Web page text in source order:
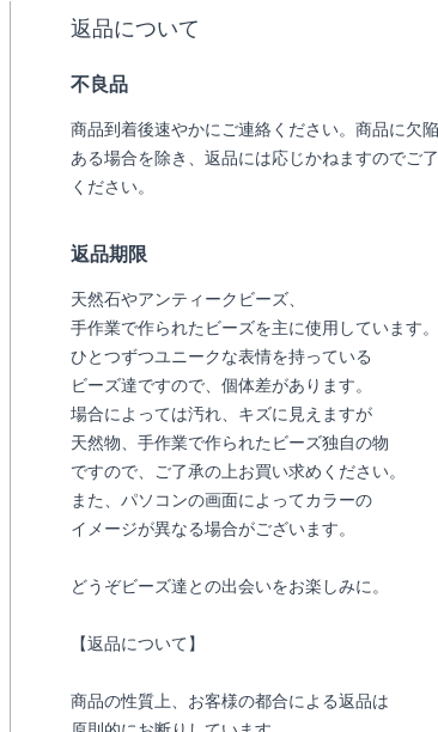
返品について
不良品
商品到着後速やかにご連絡ください。商品に欠
ある場合を除き、返品には応じかねますのでご
ください。
返品期限
天然石やアンティークビーズ、
手作業で作られたビーズを主に使用しています。
ひとつずつユニークな表情を持っている
ビーズ達ですので、個体差があります。
場合によっては汚れ、キズに見えますが
天然物、手作業で作られたビーズ独自の物
ですので、ご了承の上お買い求めください。
また、パソコンの画面によってカラーの
イメージが異なる場合がございます。
どうぞビーズ達との出会いをお楽しみに。
【返品について】
商品の性質上、お客様の都合による返品は